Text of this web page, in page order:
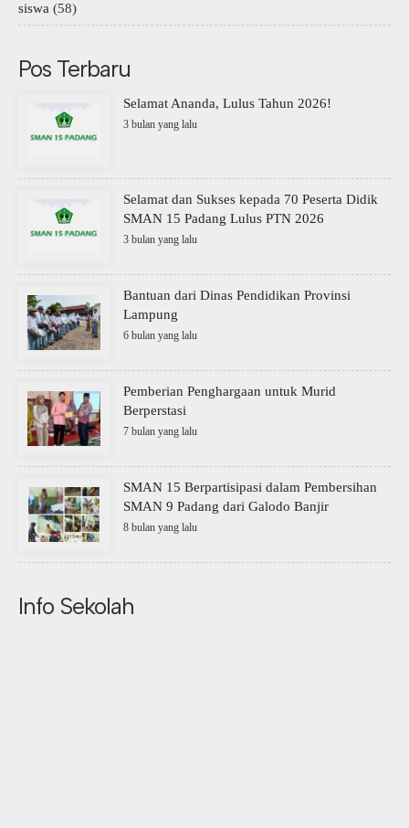
siswa (58)
Pos Terbaru
Selamat Ananda, Lulus Tahun 2026!
3 bulan yang lalu
Selamat dan Sukses kepada 70 Peserta Didik
SMAN 15 Padang Lulus PTN 2026
3 bulan yang lalu
Bantuan dari Dinas Pendidikan Provinsi
Lampung
6 bulan yang lalu
Pemberian Penghargaan untuk Murid
Berperstasi
7 bulan yang lalu
SMAN 15 Berpartisipasi dalam Pembersihan
SMAN 9 Padang dari Galodo Banjir
8 bulan yang lalu
Info Sekolah